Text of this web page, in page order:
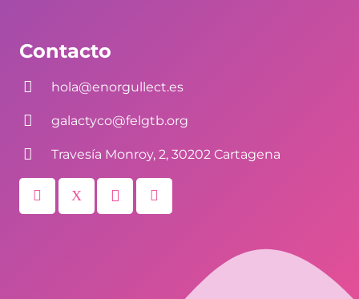
Contacto
hola@enorgullect.es
galactyco@felgtb.org
Travesía Monroy, 2, 30202 Cartagena